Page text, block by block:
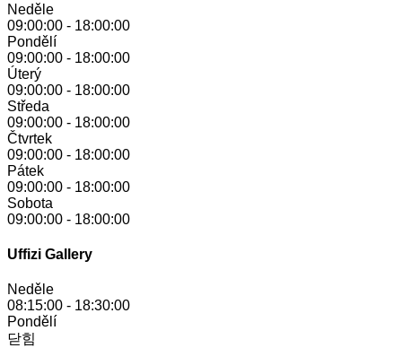
Neděle
09:00:00 - 18:00:00
Pondělí
09:00:00 - 18:00:00
Úterý
09:00:00 - 18:00:00
Středa
09:00:00 - 18:00:00
Čtvrtek
09:00:00 - 18:00:00
Pátek
09:00:00 - 18:00:00
Sobota
09:00:00 - 18:00:00
Uffizi Gallery
Neděle
08:15:00 - 18:30:00
Pondělí
닫힘